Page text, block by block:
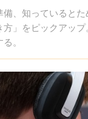
、知っていると
方」をピックアッ
。